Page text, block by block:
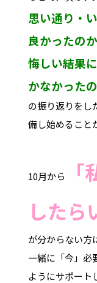
思い通り・
良かったの
悔しい結果
かなかった
の振り返りをし
備し始めること
10月から
したら
が分からない方
一緒に「今」必
ようにサポート